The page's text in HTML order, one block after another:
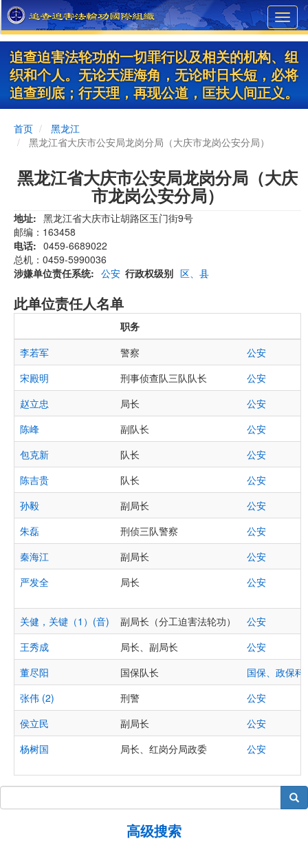
Skip
to
main
content
追查迫害法轮功的一切罪行以及相关的机构、组
织和个人。无论天涯海角，无论时日长短，必将
追查到底；行天理，再现公道，匡扶人间正义。
首页
黑龙江
黑龙江省大庆市公安局龙岗分局（大庆市龙岗公安分局）
黑龙江省大庆市公安局龙岗分局（大庆
市龙岗公安分局）
地址
黑龙江省大庆市让胡路区玉门街9号
邮编：163458
电话
0459-6689022
总机：0459-5990036
涉嫌单位责任系统
公安 行政权级别 区、县
此单位责任人名单
职务
李若军
警察
公安
宋殿明
刑事侦查队三队队长
公安
赵立忠
局长
公安
陈峰
副队长
公安
包克新
队长
公安
陈吉贵
队长
公安
孙毅
副局长
公安
朱磊
刑侦三队警察
公安
秦海江
副局长
公安
严发全
局长 公安
关健，关键（1）(音) 副局长（分工迫害法轮功）
公安
王秀成
局长、副局长
公安
董尽阳
国保队长 国保、政保科
张伟 (2)
刑警
公安
侯立民
副局长
公安
杨树国
局长、红岗分局政委 公安
搜索
高级搜索